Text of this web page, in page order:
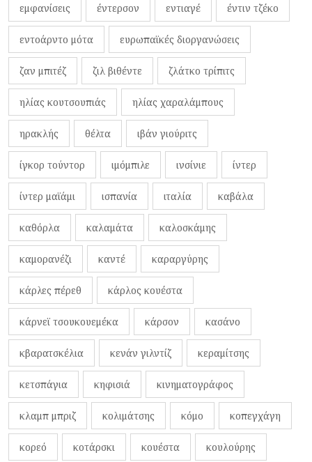
εμφανίσεις έντερσον εντιαγέ έντιν τζέκο
εντοάρντο μότα ευρωπαϊκές διοργανώσεις
ζαν μπιτέζ ζιλ βιθέντε ζλάτκο τρίπιτς
ηλίας κουτσουπιάς ηλίας χαραλάμπους
ηρακλής θέλτα ιβάν γιούριτς
ίγκορ τούντορ ιμόμπιλε ινσίνιε ίντερ
ίντερ μαϊάμι ισπανία ιταλία καβάλα
καθόρλα καλαμάτα καλοσκάμης
καμορανέζι καντέ καραργύρης
κάρλες πέρεθ κάρλος κουέστα
κάρνεϊ τσουκουεμέκα κάρσον κασάνο
κβαρατσκέλια κενάν γιλντίζ κεραμίτσης
κετσπάγια κηφισιά κινηματογράφος
κλαμπ μπριζ κολιμάτσης κόμο κοπεγχάγη
κορεό κοτάρσκι κουέστα κουλούρης